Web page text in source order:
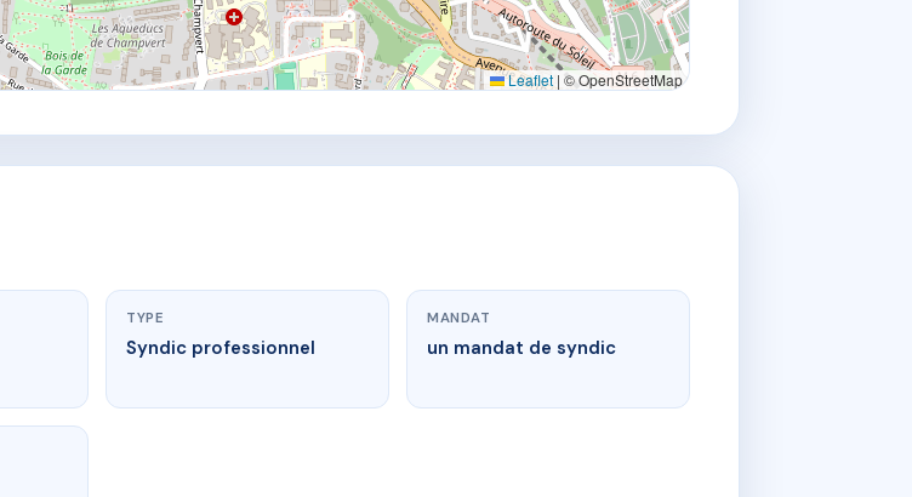
Leaflet | © OpenStreetMap
TYPE
Syndic professionnel
MANDAT
un mandat de syndic